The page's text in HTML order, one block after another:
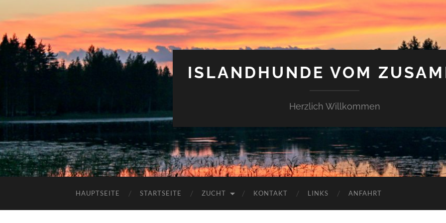
ISLANDHUNDE VOM
Herzlich Willkommen
HAUPTSEITE STARTSEITE ZUCHT KONTAKT LINKS ANFAHRT